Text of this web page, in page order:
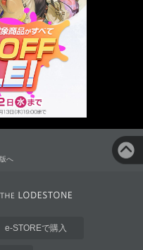
へ
e-STOREで購入